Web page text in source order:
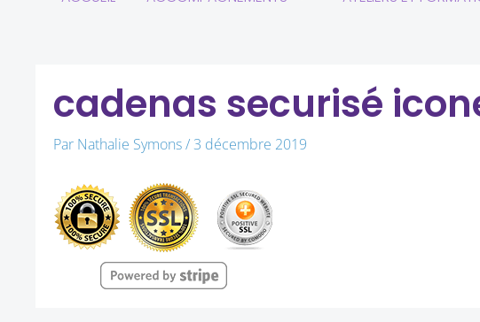
cadenas securisé
Par Nathalie Symons/ 3 décembre 2019